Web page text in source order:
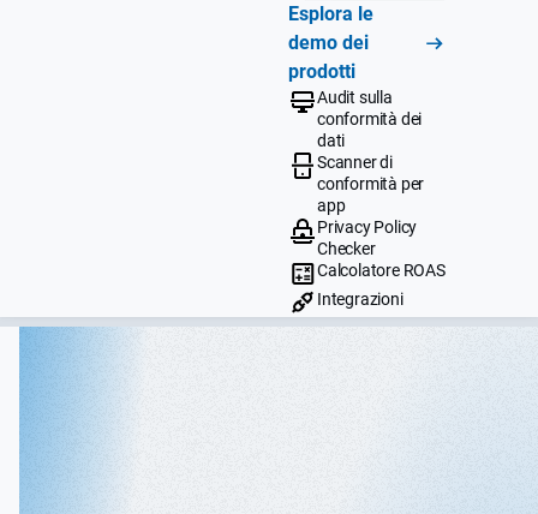
Esplora le
demo dei
prodotti
Audit sulla
conformità dei
dati
Scanner di
conformità per
app
Privacy Policy
Checker
Calcolatore ROAS
Integrazioni